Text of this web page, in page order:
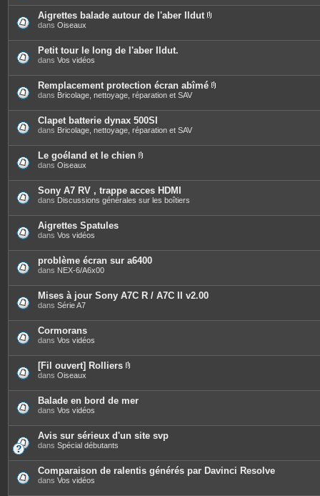
è
c
j
o
i
t
e
s
Aigrettes balade autour de l'aber Ildut
è
j
o
i
t
dans Oiseaux
Petit tour le long de l'aber Ildut.
dans Vos vidéos
Remplacement protection écran abîmé
è
j
t
dans Bricolage, nettoyage, réparation et SAV
Clapet batterie dynax 500SI
dans Bricolage, nettoyage, réparation et SAV
Le goéland et le chien
è
c
e
s
j
t
e
s
dans Oiseaux
Sony A7 RV , trappe acces HDMI
dans Discussions générales sur les boîtiers
Aigrettes Spatules
dans Vos vidéos
problème écran sur a6400
dans NEX-6/A6x00
Mises à jour Sony A7C R / A7C II v2.00
dans Série A7
Cormorans
dans Vos vidéos
[Fil ouvert] Rolliers
è
c
j
o
i
t
e
s
dans Oiseaux
Balade en bord de mer
dans Vos vidéos
Avis sur sérieux d'un site svp
dans Spécial débutants
Comparaison de ralentis générés par Davinci Resolve
dans Vos vidéos